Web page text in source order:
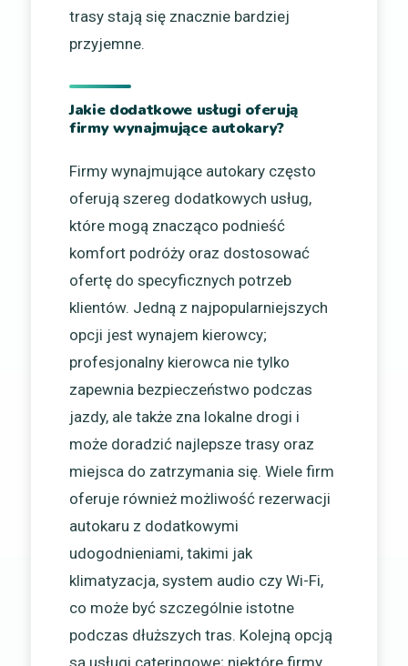
trasy stają się znacznie bardziej
przyjemne.
Jakie dodatkowe usługi oferują
firmy wynajmujące autokary?
Firmy wynajmujące autokary często
oferują szereg dodatkowych usług,
które mogą znacząco podnieść
komfort podróży oraz dostosować
ofertę do specyficznych potrzeb
klientów. Jedną z najpopularniejszych
opcji jest wynajem kierowcy;
profesjonalny kierowca nie tylko
zapewnia bezpieczeństwo podczas
jazdy, ale także zna lokalne drogi i
może doradzić najlepsze trasy oraz
miejsca do zatrzymania się. Wiele firm
oferuje również możliwość rezerwacji
autokaru z dodatkowymi
udogodnieniami, takimi jak
klimatyzacja, system audio czy Wi-Fi,
co może być szczególnie istotne
podczas dłuższych tras. Kolejną opcją
są usługi cateringowe; niektóre firmy